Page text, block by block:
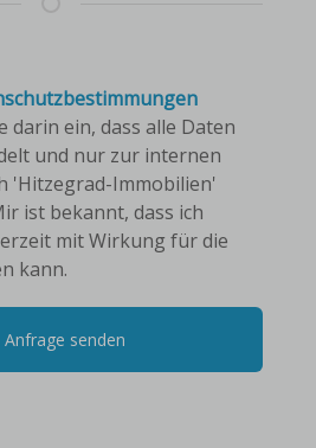
darin ein, dass alle Daten
und nur zur internen
'Hitzegrad-Immobilien'
ist bekannt, dass ich
mit Wirkung für die
kann.
Anfrage senden